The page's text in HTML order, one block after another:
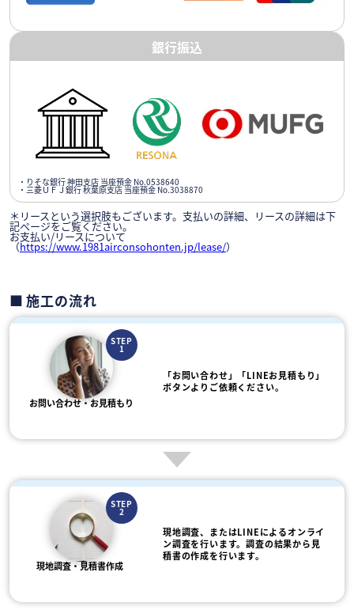
銀行振込
・りそな銀行 神田支店 当座預金 No.0538640
・三菱ＵＦＪ銀行 秋葉原支店 当座預金 No.3038870
＊リースという選択肢もございます。支払いの詳細、リースの詳細は下
記ページをご覧ください。
お支払い/リースについて
（https://www.1981airconsohonten.jp/lease/）
施工の流れ
STEP
1
お問い合わせ・お見積もり
「お問い合わせ」「LINEお見積もり」
ボタンよりご依頼ください。
STEP
2
現地調査・見積書作成
現地調査、またはLINEによるオンライ
ン調査を行います。調査の結果から見
積書の作成を行います。